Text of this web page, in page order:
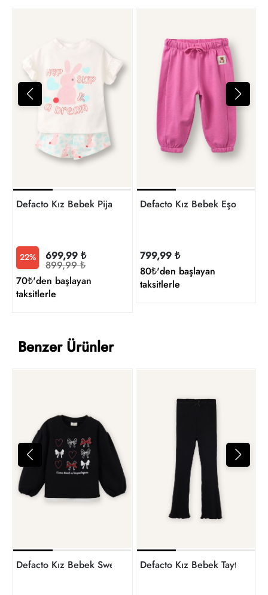
Defacto Kız Bebek Pijama Takım H9307A5/ER233
22% 699,99 ₺
899,99 ₺
70₺'den başlayan
taksitlerle
Defacto Kız Bebek
799,99 ₺
80₺'den başlayan
taksitlerle
Benzer Ürünler
Defacto Kız Bebek Sweat G8109A5/BK81
Defacto Kız Bebek Tayt